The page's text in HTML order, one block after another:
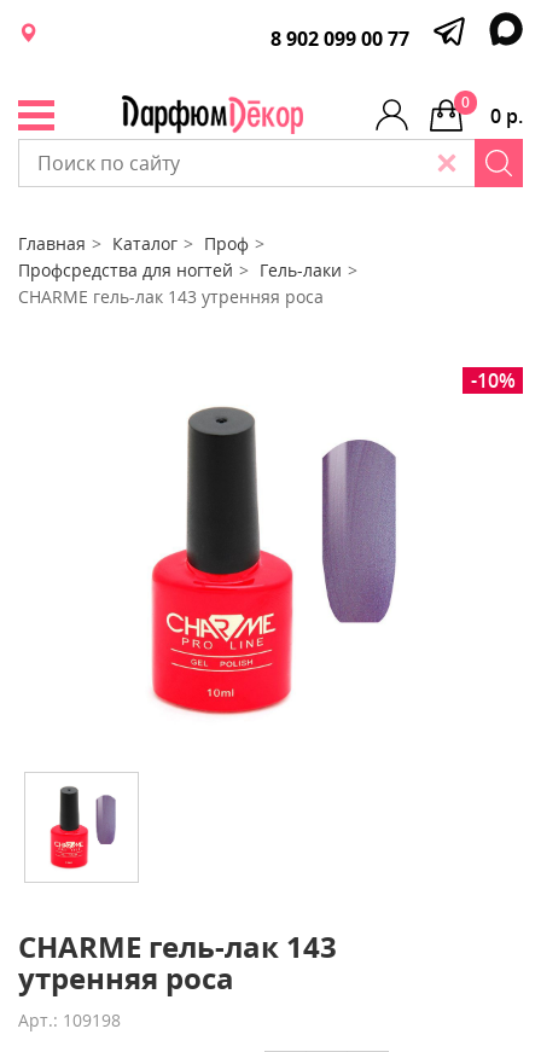
8 902 099 00 77
0 р.
0
Главная Каталог
Проф
Профсредства для ногтей
Гель-лаки
CHARME гель-лак 143 утренняя роса
-10%
CHARME гель-лак 143
утренняя роса
Арт.: 109198